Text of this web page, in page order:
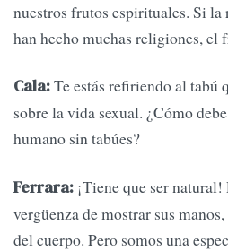
nuestros frutos espirituales. Si
han hecho muchas religiones, el
Cala:Te estás refiriendo al tabú
sobre la vida sexual. ¿Cómo
humano sin tabúes?
Ferrara: ¡Tiene que ser
vergüenza de mostrar sus
del cuerpo. Pero somos una